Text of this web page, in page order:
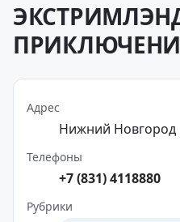
Адрес
Нижний Новгород
Телефоны
+7 (831) 4118880
Рубрики